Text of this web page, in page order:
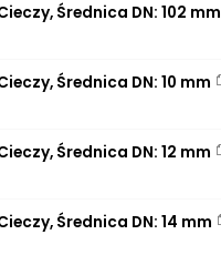
Średnica DN: 102 mm
Średnica DN: 10 mm
Średnica DN: 12 mm
Średnica DN: 14 mm